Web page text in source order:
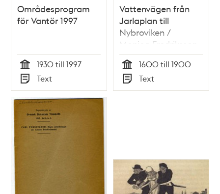
Områdesprogram
för Vantör 1997
Tid
1930 till 1997
Typ
Text
Vattenvägen från
Jarlaplan till
Nybroviken /
Monica Fredriksson
Tid
1600 till 1900
Typ
Text